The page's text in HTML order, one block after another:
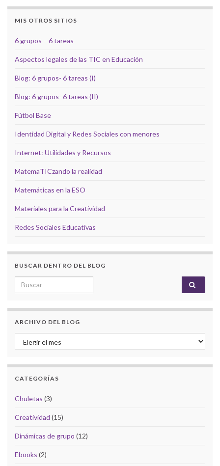
MIS OTROS SITIOS
6 grupos – 6 tareas
Aspectos legales de las TIC en Educación
Blog: 6 grupos- 6 tareas (I)
Blog: 6 grupos- 6 tareas (II)
Fútbol Base
Identidad Digital y Redes Sociales con menores
Internet: Utilidades y Recursos
MatemaTICzando la realidad
Matemáticas en la ESO
Materiales para la Creatividad
Redes Sociales Educativas
BUSCAR DENTRO DEL BLOG
Search for:
ARCHIVO DEL BLOG
Archivo del Blog
CATEGORÍAS
Chuletas (3)
Creatividad (15)
Dinámicas de grupo (12)
Ebooks (2)